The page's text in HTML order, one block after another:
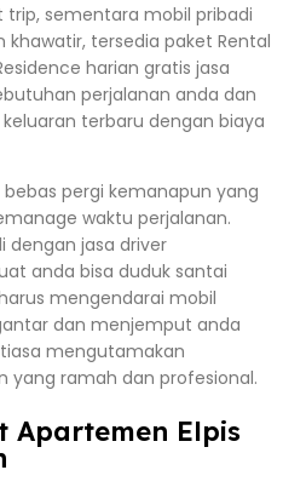
sementara mobil pribadi
tersedia paket Rental
harian gratis jasa
perjalanan anda dan
terbaru dengan biaya
pergi kemanapun yang
waktu perjalanan.
dengan jasa driver
anda bisa duduk santai
mengendarai mobil
dan menjemput anda
mengutamakan
yang ramah dan profesional.
Apartemen Elpis